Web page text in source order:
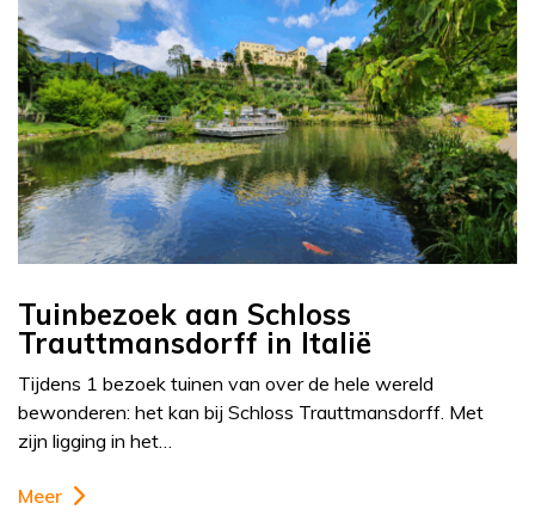
Tuinbezoek aan Schloss
Trauttmansdorff in Italië
Tijdens 1 bezoek tuinen van over de hele wereld
bewonderen: het kan bij Schloss Trauttmansdorff. Met
zijn ligging in het…
Meer